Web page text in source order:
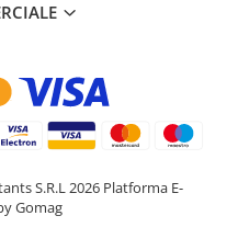
S.R.L 2026 Platforma E-
Gomag